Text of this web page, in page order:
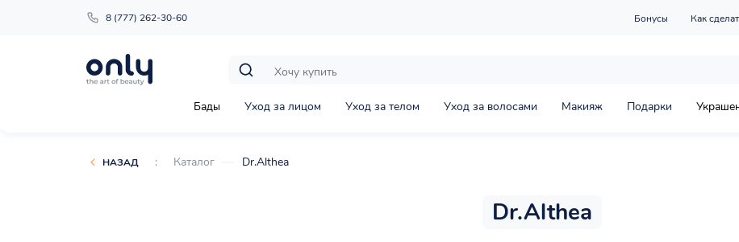
8 (777) 262-30-60 Бонусы Как
Бады Уход за лицом Уход за телом Уход за волосами Макияж Подарки
НАЗАД : Каталог Dr.Althea
Dr.Althea